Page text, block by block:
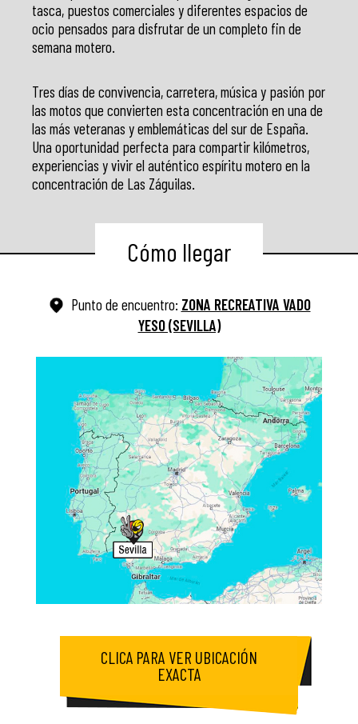
tasca, puestos comerciales y diferentes espacios de
ocio pensados para disfrutar de un completo fin de
semana motero.
Tres días de convivencia, carretera, música y pasión por
las motos que convierten esta concentración en una de
las más veteranas y emblemáticas del sur de España.
Una oportunidad perfecta para compartir kilómetros,
experiencias y vivir el auténtico espíritu motero en la
concentración de Las Záguilas.
Cómo llegar
Punto de encuentro: ZONA RECREATIVA VADO
YESO (SEVILLA)
CLICA PARA VER UBICACIÓN
EXACTA